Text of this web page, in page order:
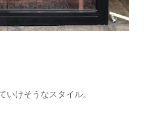
いけそうなスタイル。